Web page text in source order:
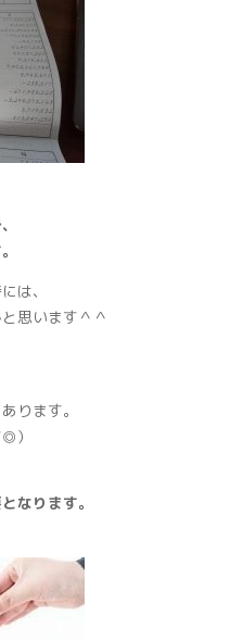
は、
思います＾＾
ります。
）
なります。